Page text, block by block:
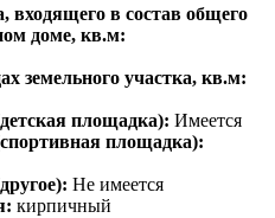
входящего в состав общего
доме, кв.м:
земельного участка, кв.м:
площадка): Имеется
площадка):
Не имеется
кирпичный